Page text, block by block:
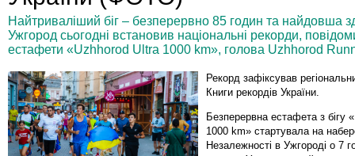
Найтриваліший біг – безперервно 85 годин та найдовша
Ужгород сьогодні встановив національні рекорди,
естафети «Uzhhorod Ultra 1000 km», голова Uzhhorod
Рекорд зафіксував
Книги рекордів України.
Безперервна естафета з бігу
1000 km» стартувала на
Незалежності в Ужгороді о 7